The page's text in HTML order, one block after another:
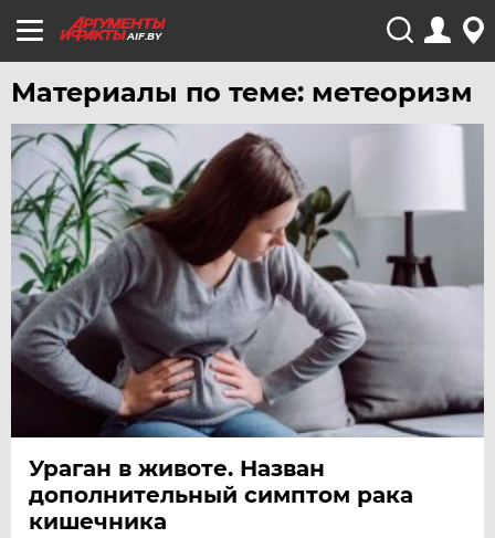
AIF.BY
Материалы по теме: метеоризм
Ураган в животе. Назван
дополнительный симптом рака
кишечника